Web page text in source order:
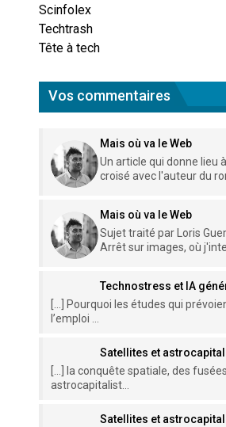
Scinfolex
Techtrash
Tête à tech
Vos commentaires
Mais où va le Web
Un article qui donne lieu
croisé avec l'auteur du
Mais où va le Web
Sujet traité par Loris
Arrêt sur images, où
Technostress et IA
[…] Pourquoi les études qui
l’emploi ...
Satellites et
[…] la conquête spatiale, des
astrocapitalist...
Satellites et